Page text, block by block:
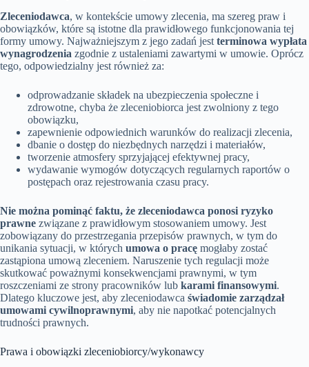
Zleceniodawca, w kontekście umowy zlecenia, ma szereg praw i
obowiązków, które są istotne dla prawidłowego funkcjonowania tej
formy umowy. Najważniejszym z jego zadań jest terminowa wypłata
wynagrodzenia zgodnie z ustaleniami zawartymi w umowie. Oprócz
tego, odpowiedzialny jest również za:
odprowadzanie składek na ubezpieczenia społeczne i
zdrowotne, chyba że zleceniobiorca jest zwolniony z tego
obowiązku,
zapewnienie odpowiednich warunków do realizacji zlecenia,
dbanie o dostęp do niezbędnych narzędzi i materiałów,
tworzenie atmosfery sprzyjającej efektywnej pracy,
wydawanie wymogów dotyczących regularnych raportów o
postępach oraz rejestrowania czasu pracy.
Nie można pominąć faktu, że zleceniodawca ponosi ryzyko
prawne związane z prawidłowym stosowaniem umowy. Jest
zobowiązany do przestrzegania przepisów prawnych, w tym do
unikania sytuacji, w których umowa o pracę mogłaby zostać
zastąpiona umową zleceniem. Naruszenie tych regulacji może
skutkować poważnymi konsekwencjami prawnymi, w tym
roszczeniami ze strony pracowników lub karami finansowymi.
Dlatego kluczowe jest, aby zleceniodawca świadomie zarządzał
umowami cywilnoprawnymi, aby nie napotkać potencjalnych
trudności prawnych.
Prawa i obowiązki zleceniobiorcy/wykonawcy